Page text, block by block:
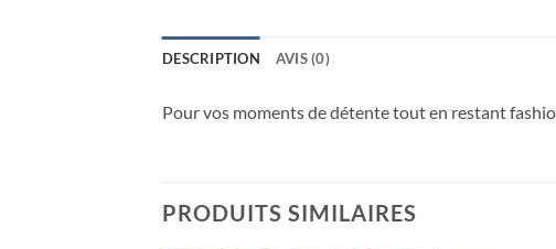
DESCRIPTION AVIS (0)
Pour vos moments de détente tout en restant
PRODUITS SIMILAIRES